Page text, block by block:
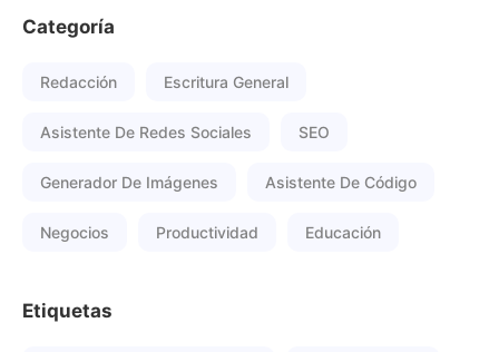
Categoría
Redacción Escritura General
Asistente De Redes Sociales SEO
Generador De Imágenes Asistente De Código
Negocios Productividad Educación
Etiquetas